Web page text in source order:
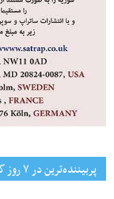
پربیننده‌ترین‌ در ۷ روز گذشته